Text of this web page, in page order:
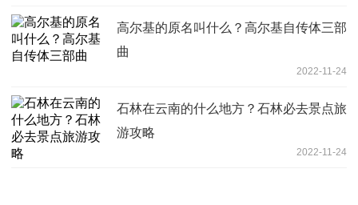
高尔基的原名叫什么？高尔基自传体三部
曲
2022-11-24
石林在云南的什么地方？石林必去景点旅
游攻略
2022-11-24